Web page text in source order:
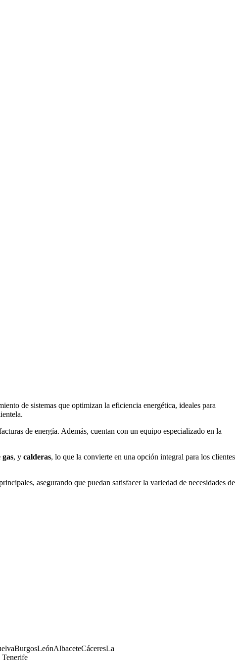
de sistemas que optimizan la eficiencia energética, ideales para
de energía. Además, cuentan con un equipo especializado en la
gas, y calderas, lo que la convierte en una opción integral para los clientes
asegurando que puedan satisfacer la variedad de necesidades de
BurgosLeónAlbaceteCáceresLa
Tenerife